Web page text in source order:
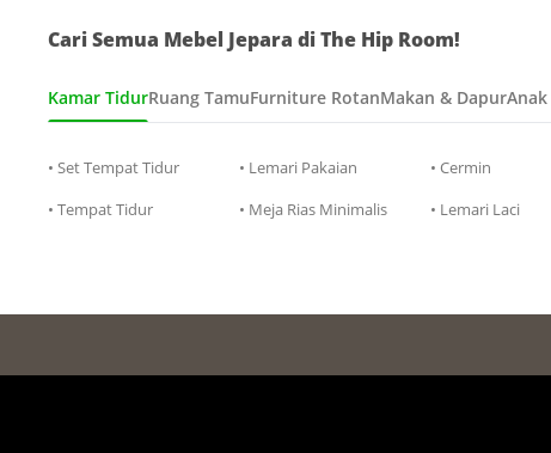
Cari Semua Mebel Jepara di The Hip Room!
Kamar TidurRuang TamuFurniture RotanMakan & Dapur
• Set Tempat Tidur
• Tempat Tidur
• Lemari Pakaian
• Meja Rias Minimalis
• Cermin
• Lemari Laci